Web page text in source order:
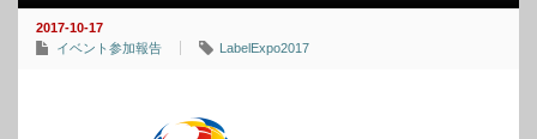
2017-10-17
イベント参加報告
LabelExpo2017